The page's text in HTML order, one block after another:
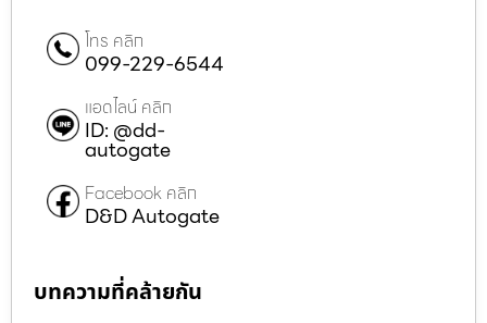
โทร คลิก
099-229-6544
แอดไลน์ คลิก
ID: @dd-
autogate
Facebook คลิก
D&D Autogate
บทความที่คล้ายกัน